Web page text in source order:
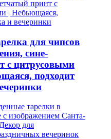
для чипсов
сине-
с цитрусовыми
подходит